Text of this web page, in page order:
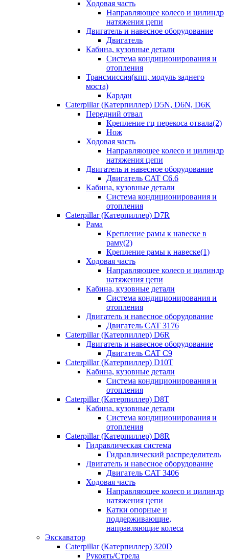
Ходовая часть
Направляющее колесо и цилиндр
натяжения цепи
Двигатель и навесное оборудование
Двигатель
Кабина, кузовные детали
Система кондиционирования и
отопления
Трансмиссия(кпп, модуль заднего
моста)
Кардан
Caterpillar (Катерпиллер) D5N, D6N, D6K
Передний отвал
Крепление гц перекоса отвала(2)
Нож
Ходовая часть
Направляющее колесо и цилиндр
натяжения цепи
Двигатель и навесное оборудование
Двигатель CAT C6.6
Кабина, кузовные детали
Система кондиционирования и
отопления
Caterpillar (Катерпиллер) D7R
Рама
Крепление рамы к навеске в
раму(2)
Крепление рамы к навеске(1)
Ходовая часть
Направляющее колесо и цилиндр
натяжения цепи
Кабина, кузовные детали
Система кондиционирования и
отопления
Двигатель и навесное оборудование
Двигатель CAT 3176
Caterpillar (Катерпиллер) D6R
Двигатель и навесное оборудование
Двигатель CAT C9
Caterpillar (Катерпиллер) D10T
Кабина, кузовные детали
Система кондиционирования и
отопления
Caterpillar (Катерпиллер) D8T
Кабина, кузовные детали
Система кондиционирования и
отопления
Caterpillar (Катерпиллер) D8R
Гидравлическая система
Гидравлический распределитель
Двигатель и навесное оборудование
Двигатель CAT 3406
Ходовая часть
Направляющее колесо и цилиндр
натяжения цепи
Катки опорные и
поддерживающие,
направляющие колеса
Экскаватор
Caterpillar (Катерпиллер) 320D
Рукоять/Стрела